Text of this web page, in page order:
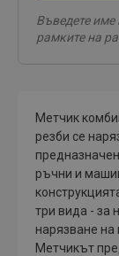
Въведете
рамките на
Метчик
резби се
ръчни и
три вида - за
нарязване на
Метчикът